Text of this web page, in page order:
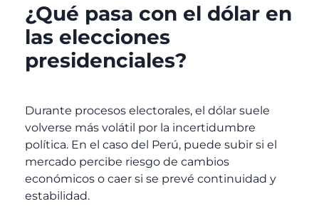
¿Qué pasa con el dólar en
las elecciones
presidenciales?
Durante procesos electorales, el dólar suele
volverse más volátil por la incertidumbre
política. En el caso del Perú, puede subir si el
mercado percibe riesgo de cambios
económicos o caer si se prevé continuidad y
estabilidad.